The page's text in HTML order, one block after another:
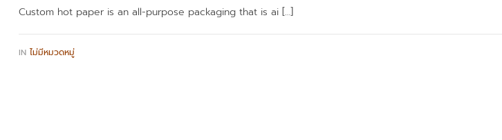
Custom hot paper is an all-purpose packaging that is ai […]
IN ไม่มีหมวดหมู่